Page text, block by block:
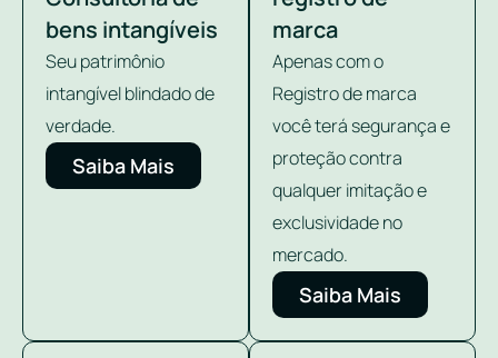
bens intangíveis
Seu patrimônio
intangível blindado de
verdade.
Saiba Mais
marca
Apenas com o
Registro de marca
você terá segurança e
proteção contra
qualquer imitação e
exclusividade no
mercado.
Saiba Mais